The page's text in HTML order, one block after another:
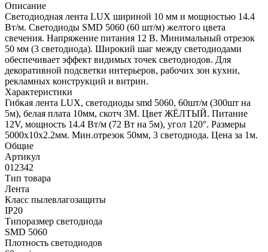
Описание
Светодиодная лента LUX шириной 10 мм и мощностью 14.4
Вт/м. Светодиоды SMD 5060 (60 шт/м) желтого цвета
свечения. Напряжение питания 12 В. Минимальный отрезок
50 мм (3 светодиода). Широкий шаг между светодиодами
обеспечивает эффект видимых точек светодиодов. Для
декоративной подсветки интерьеров, рабочих зон кухни,
рекламных конструкций и витрин.
Характеристики
Гибкая лента LUX, светодиоды smd 5060, 60шт/м (300шт на
5м), белая плата 10мм, скотч 3М. Цвет ЖЁЛТЫЙ. Питание
12V, мощность 14.4 Вт/м (72 Вт на 5м), угол 120°. Размеры
5000х10x2.2мм. Мин.отрезок 50мм, 3 светодиода. Цена за 1м.
Общие
Артикул
012342
Тип товара
Лента
Класс пылевлагозащиты
IP20
Типоразмер светодиода
SMD 5060
Плотность светодиодов